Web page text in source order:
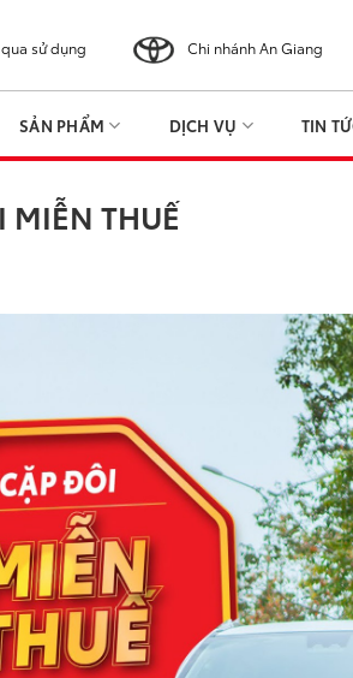
sử dụng Chi nhánh An Giang
SẢN PHẨM DỊCH VỤ TIN
MIỄN THUẾ